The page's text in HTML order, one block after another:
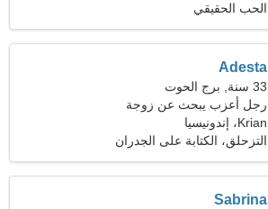
الحب الحقيقي
Adesta
33 سنة, برج الحوت
رجل أعزب يبحث عن زوجة
22-28
Krian، إندونيسيا
التزحلق، الكتابة على الجدران
Sabrina